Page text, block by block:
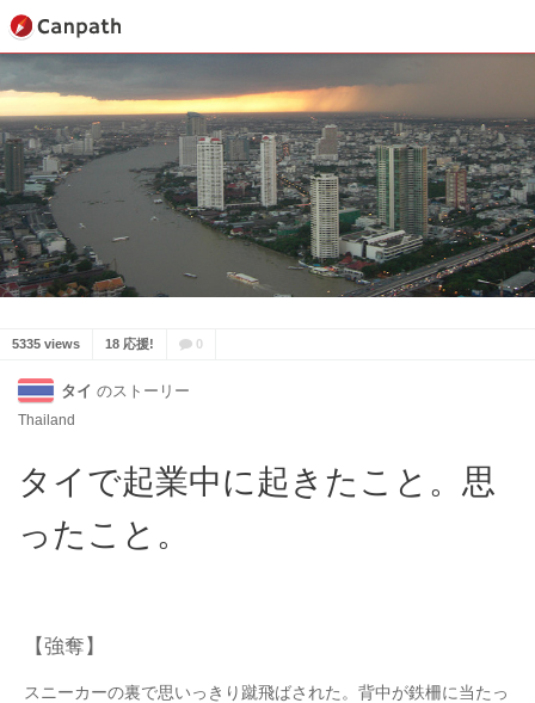
5335 views 18 応援! 0
タイ のストーリー
Thailand
タイで起業中に起きたこと。思
ったこと。
【強奪】
スニーカーの裏で思いっきり蹴飛ばされた。背中が鉄柵に当たっ